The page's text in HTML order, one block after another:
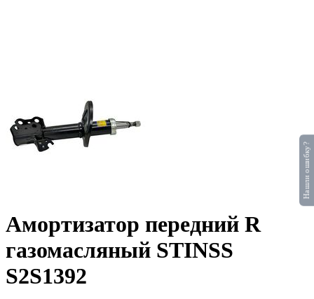
Амортизатор передний R
газомасляный STINSS
S2S1392
Нашли ошибку?